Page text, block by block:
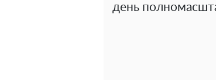
день